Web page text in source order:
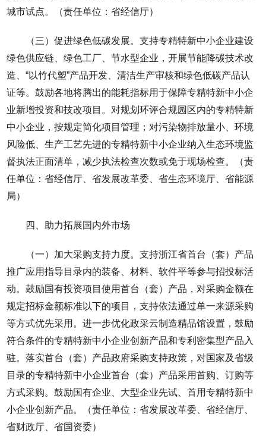
城市试点。（责任单位：省经信厅）
（三）促进绿色低碳发展。支持专精特新中小企业建设
绿色供应链、绿色工厂、节水型企业，开展节能降碳技术改
造、“以竹代塑”产品开发、清洁生产审核和绿色低碳产品认
证等。鼓励各地将腾出的能耗指标用于保障专精特新中小企
业新增投资和技改项目。对规划环评合规园区内的专精特新
中小企业，按规定简化项目管理；对污染物排放量小、环境
风险低、生产工艺先进的专精特新中小企业纳入生态环境监
督执法正面清单，减少执法检查次数或免于现场检查。（责
任单位：省经信厅、省发展改革委、省生态环境厅、省能源
局）
四、助力拓展国内外市场
（一）加大采购支持力度。支持浙江省首台（套）产品
推广应用指导目录内的装备、材料、软件平等参与招投标活
动。鼓励国有投资项目使用首台（套）产品，对采购金额在
规定招标金额标准以下的项目，支持依法通过单一来源采购
等方式优先采用。进一步优化政采云制造精品馆设置，鼓励
符合条件的专精特新中小企业创新产品和专利密集型产品入
驻。落实首台（套）产品政府采购支持政策，对国家及省级
目录的专精特新中小企业首台（套）产品采用首购、订购等
方式采购。鼓励国有企业、大型企业先试、首用专精特新中
小企业创新产品。（责任单位：省发展改革委、省经信厅、
省财政厅、省国资委）